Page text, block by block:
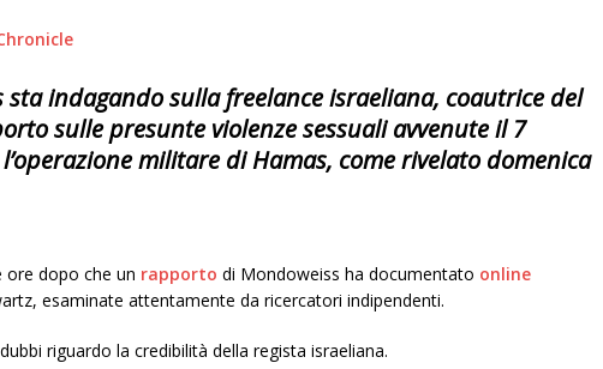
sta indagando sulla freelance israeliana, coautrice del
sulle presunte violenze sessuali avvenute il 7
militare di Hamas, come rivelato domenica
ore dopo che un rapporto di Mondoweiss ha documentato online
esaminate attentamente da ricercatori indipendenti.
riguardo la credibilità della regista israeliana.